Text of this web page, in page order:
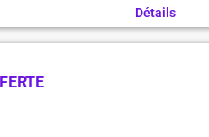
Détails